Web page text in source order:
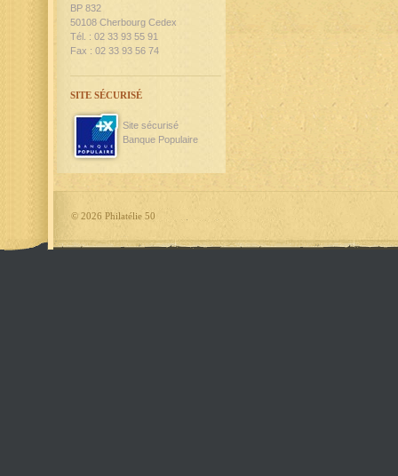
BP 832
50108 Cherbourg Cedex
Tél. : 02 33 93 55 91
Fax : 02 33 93 56 74
SITE SÉCURISÉ
Site sécurisé
Banque Populaire
© 2026 Philatélie 50